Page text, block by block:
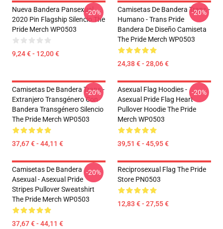
Nueva Bandera Pansexual
2020 Pin Flagship Silencio The
Pride Merch WP0503
9,24 € - 12,00 €
-20%
Camisetas De Bandera Trans -
Humano - Trans Pride
Bandera De Diseño Camiseta
The Pride Merch WP0503
24,38 € - 28,06 €
-20%
Camisetas De Bandera Trans -
Extranjero Transgénero Con
Bandera Transgénero Silencio
The Pride Merch WP0503
37,67 € - 44,11 €
-20%
Asexual Flag Hoodies -
Asexual Pride Flag Heart
Pullover Hoodie The Pride
Merch WP0503
39,51 € - 45,95 €
-20%
Camisetas De Bandera
Asexual - Asexual Pride
Stripes Pullover Sweatshirt
The Pride Merch WP0503
37,67 € - 44,11 €
-20%
Reciprosexual Flag The Pride
Store PN0503
12,83 € - 27,55 €